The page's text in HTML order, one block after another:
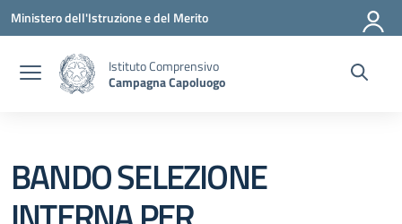
Vai ai contenuti
Vai al menu di navigazione
Vai al footer
Ministero dell'Istruzione e del Merito
Istituto Comprensivo
Campagna Capoluogo
BANDO SELEZIONE